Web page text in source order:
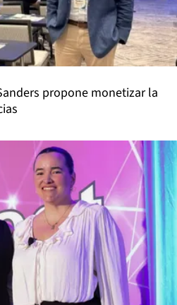
propone monetizar la